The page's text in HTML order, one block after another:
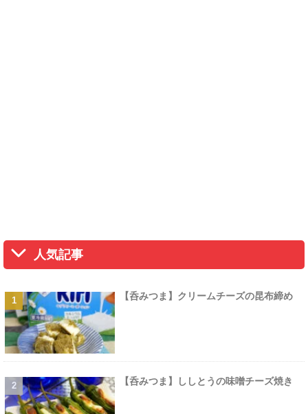
人気記事
【呑みつま】クリームチーズの昆布締め
【呑みつま】ししとうの味噌チーズ焼き